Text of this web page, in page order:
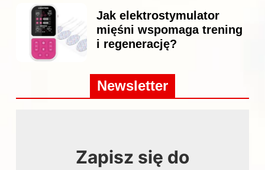
Jak elektrostymulator
mięśni wspomaga trening
i regenerację?
Newsletter
Zapisz się do